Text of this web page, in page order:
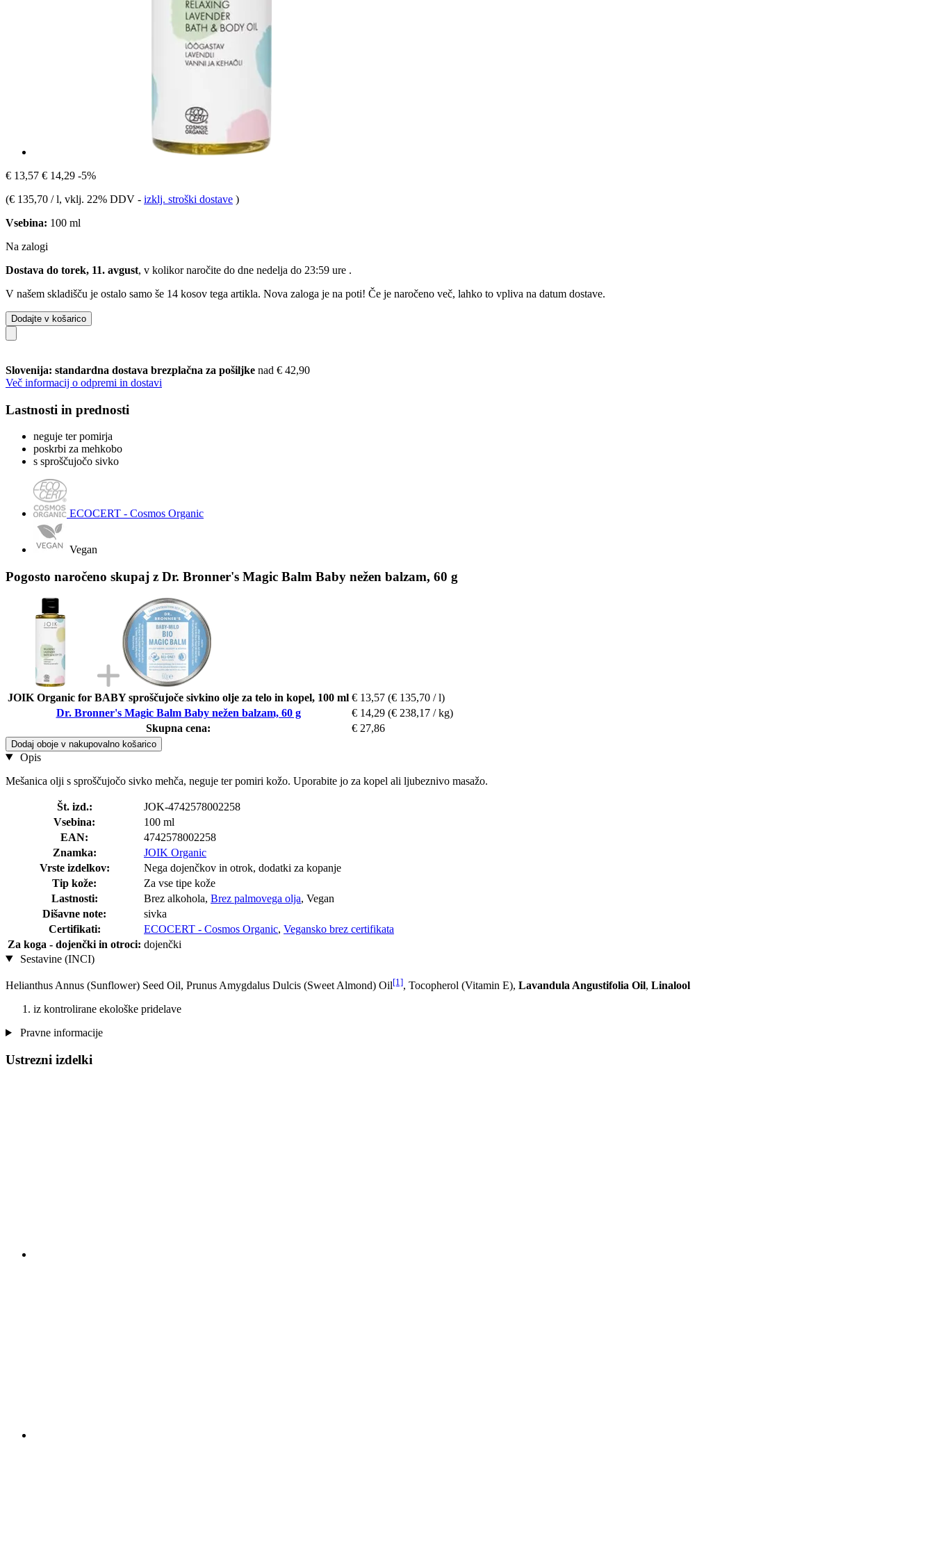
€ 13,57 € 14,29 -5%
(€ 135,70 / l, vklj. 22% DDV - izklj. stroški dostave )
Vsebina: 100 ml
Na zalogi
Dostava do torek, 11. avgust, v kolikor naročite do dne nedelja do 23:59 ure .
V našem skladišču je ostalo samo še 14 kosov tega artikla. Nova zaloga je na poti! Če je naročeno več, lahko to vpliva na datum dostave.
Dodajte v košarico
Slovenija: standardna dostava brezplačna za pošiljke nad € 42,90
Več informacij o odpremi in dostavi
Lastnosti in prednosti
neguje ter pomirja
poskrbi za mehkobo
s sproščujočo sivko
ECOCERT - Cosmos Organic
Vegan
Pogosto naročeno skupaj z Dr. Bronner's Magic Balm Baby nežen balzam, 60 g
JOIK Organic for BABY sproščujoče sivkino olje za telo in kopel, 100 ml € 13,57 (€ 135,70 / l)
Dr. Bronner's Magic Balm Baby nežen balzam, 60 g
€ 14,29 (€ 238,17 / kg)
Skupna cena:
€ 27,86
Dodaj oboje v nakupovalno košarico
Opis
Mešanica olji s sproščujočo sivko mehča, neguje ter pomiri kožo. Uporabite jo za kopel ali ljubeznivo masažo.
Št. izd.:
JOK-4742578002258
Vsebina:
100 ml
EAN:
4742578002258
Znamka:
JOIK Organic
Vrste izdelkov:
Nega dojenčkov in otrok, dodatki za kopanje
Tip kože:
Za vse tipe kože
Lastnosti:
Brez alkohola, Brez palmovega olja, Vegan
Dišavne note:
sivka
Certifikati:
ECOCERT - Cosmos Organic, Vegansko brez certifikata
Za koga - dojenčki in otroci: dojenčki
Sestavine (INCI)
Helianthus Annus (Sunflower) Seed Oil, Prunus Amygdalus Dulcis (Sweet Almond) Oil[1], Tocopherol (Vitamin E), Lavandula Angustifolia Oil, Linalool
iz kontrolirane ekološke pridelave
Pravne informacije
Ustrezni izdelki